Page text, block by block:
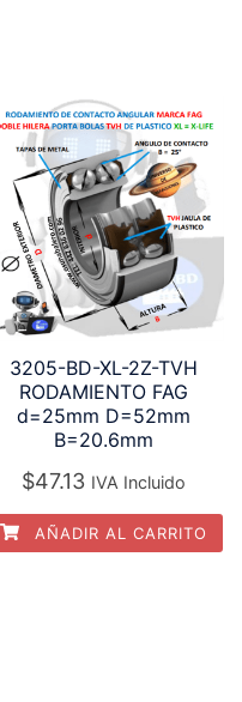
3205-BD-XL-2Z-TVH
RODAMIENTO FAG
d=25mm D=52mm
B=20.6mm
$47.13 IVA Incluido
AÑADIR AL CARRITO